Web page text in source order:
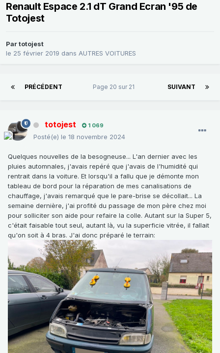
Renault Espace 2.1 dT Grand Ecran '95 de
Totojest
Partotojest
le 25 février 2019 dans AUTRES VOITURES
PRÉCÉDENT SUIVANT
Page 20 sur 21
totojest 1 069
Posté(e) le 18 novembre 2024
Quelques nouvelles de la besogneuse... L'an dernier avec les
pluies automnales, j'avais repéré que j'avais de l'humidité qui
rentrait dans la voiture. Et lorsqu'il a fallu que je démonte mon
tableau de bord pour la réparation de mes canalisations de
chauffage, j'avais remarqué que le pare-brise se décollait... La
semaine dernière, j'ai profité du passage de mon père chez moi
pour solliciter son aide pour refaire la colle. Autant sur la Super 5,
c'était faisable tout seul, autant là, vu la superficie vitrée, il fallait
qu'on soit à 4 bras. J'ai donc préparé le terrain: